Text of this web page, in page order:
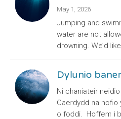
May 1, 2026
Jumping and
water are not
drowning. We’d
Dylunio baner
Ni chaniateir
Caerdydd na
o foddi. Hoffem i